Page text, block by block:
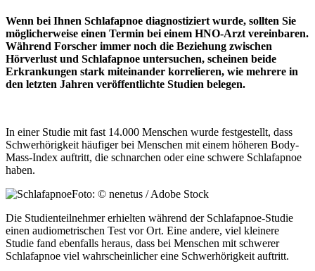
Wenn bei Ihnen Schlafapnoe diagnostiziert wurde, sollten Sie
möglicherweise einen Termin bei einem HNO-Arzt vereinbaren.
Während Forscher immer noch die Beziehung zwischen
Hörverlust und Schlafapnoe untersuchen, scheinen beide
Erkrankungen stark miteinander korrelieren, wie mehrere in
den letzten Jahren veröffentlichte Studien belegen.
In einer Studie mit fast 14.000 Menschen wurde festgestellt, dass
Schwerhörigkeit häufiger bei Menschen mit einem höheren Body-
Mass-Index auftritt, die schnarchen oder eine schwere Schlafapnoe
haben.
Foto: © nenetus / Adobe Stock
Die Studienteilnehmer erhielten während der Schlafapnoe-Studie
einen audiometrischen Test vor Ort. Eine andere, viel kleinere
Studie fand ebenfalls heraus, dass bei Menschen mit schwerer
Schlafapnoe viel wahrscheinlicher eine Schwerhörigkeit auftritt.